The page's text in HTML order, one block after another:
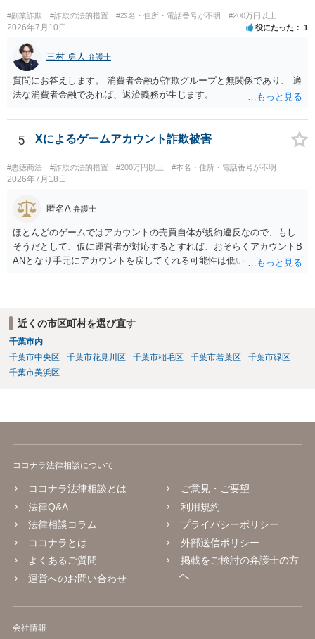
#副業詐欺 #詐欺の法的措置 #本名・住所・電話番号が不明 #200万円以上
2026年7月10日 役にたった 1
三村 勇人 弁護士
質問にお答えします。 消費者金融が詐欺グループと無関係であり、 適
法な消費者金融であれば、返済義務が生じます。
5 Xによるゲームアカウント詐欺被害
#悪徳商法 #詐欺の法的措置 #200万円以上 #本名・住所・電話番号が不明
2026年7月18日
匿名A 弁護士
ほとんどのゲームではアカウントの売買自体が規約違反なので、もし
そうだとして、仮に運営者が対応するとすれば、おそらくアカウントB
ANとなり手元にアカウントを戻してくれる可能性は低いかもしれませ
絶）を食らう可能性があります。RMTが許されているゲーム（海外の
変わるかもしれませんが…
近くの市区町村を選び直す
千葉市内
千葉市中央区
千葉市花見川区 千葉市稲毛区 千葉市若葉区
千葉市緑区
千葉市美浜区
ココナラ法律相談について
ココナラ法律相談とは
法律Q&A
法律相談コラム
ココナラとは
よくあるご質問
運営へのお問い合わせ
ご意見・ご要望
利用規約
プライバシーポリシー
外部送信ポリシー
掲載をご検討の弁護士の方
へ
会社情報